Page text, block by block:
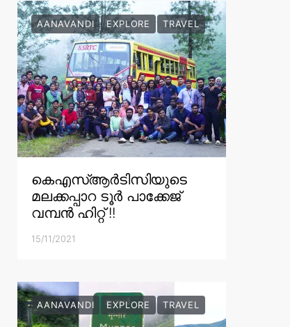
AANAVANDI EXPLORE TRAVEL
കെഎസ്ആർടിസിയുടെ
മലക്കപ്പാറ ടൂർ പാക്കേജ്
വമ്പൻ ഹിറ്റ് !!
15/11/2021
AANAVANDI EXPLORE TRAVEL